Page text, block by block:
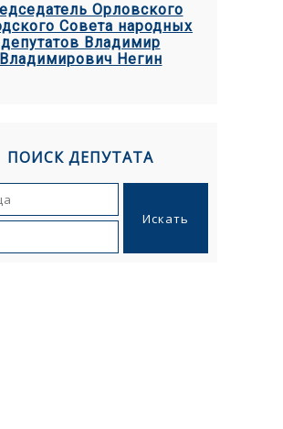
Орловского
Совета народных
депутатов Владимир
Владимирович Негин
ПОИСК ДЕПУТАТА